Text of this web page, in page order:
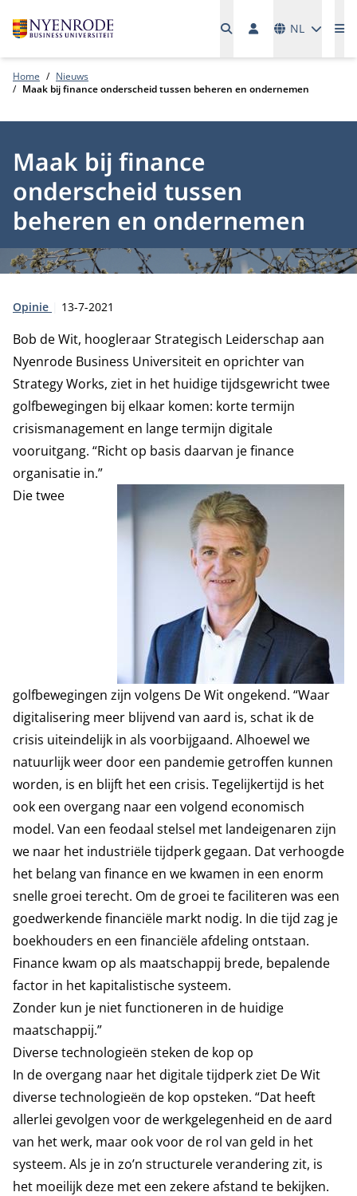
NL
Home
Nieuws
Maak bij finance onderscheid tussen beheren en ondernemen
Maak bij finance
onderscheid tussen
beheren en ondernemen
Type:
Opinie Publicatiedatum:
13-7-2021
Bob de Wit, hoogleraar Strategisch Leiderschap aan
Nyenrode Business Universiteit en oprichter van
Strategy Works, ziet in het huidige tijdsgewricht twee
golfbewegingen bij elkaar komen: korte termijn
crisismanagement en lange termijn digitale
vooruitgang. “Richt op basis daarvan je finance
organisatie in.”
Die twee
golfbewegingen zijn volgens De Wit ongekend. “Waar
digitalisering meer blijvend van aard is, schat ik de
crisis uiteindelijk in als voorbijgaand. Alhoewel we
natuurlijk weer door een pandemie getroffen kunnen
worden, is en blijft het een crisis. Tegelijkertijd is het
ook een overgang naar een volgend economisch
model. Van een feodaal stelsel met landeigenaren zijn
we naar het industriële tijdperk gegaan. Dat verhoogde
het belang van finance en we kwamen in een enorm
snelle groei terecht. Om de groei te faciliteren was een
goedwerkende financiële markt nodig. In die tijd zag je
boekhouders en een financiële afdeling ontstaan.
Finance kwam op als maatschappij brede, bepalende
factor in het kapitalistische systeem.
Zonder kun je niet functioneren in de huidige
maatschappij.”
Diverse technologieën steken de kop op
In de overgang naar het digitale tijdperk ziet De Wit
diverse technologieën de kop opsteken. “Dat heeft
allerlei gevolgen voor de werkgelegenheid en de aard
van het werk, maar ook voor de rol van geld in het
systeem. Als je in zo’n structurele verandering zit, is
het moeilijk deze met een zekere afstand te bekijken.